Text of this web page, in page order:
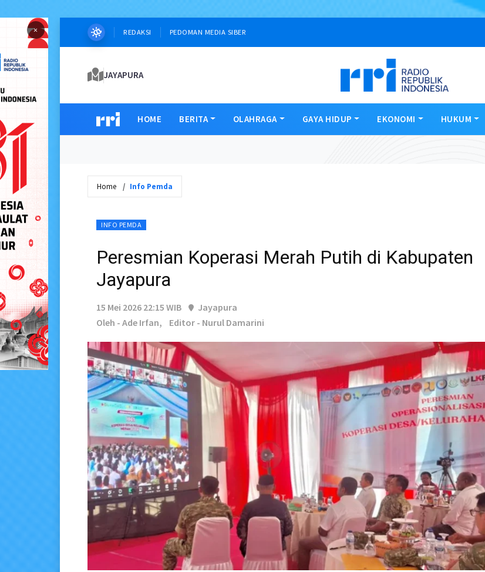
× REDAKSI PEDOMAN MEDIA SIBER
JAYAPURA
HOME BERITA OLAHRAGA GAYA HIDUP EKONOMI HUKUM
Home Info Pemda
INFO PEMDA
Peresmian Koperasi Merah Putih di Kabupaten
Jayapura
15 Mei 2026 22:15 WIB
Jayapura
Oleh - Ade Irfan,
Editor - Nurul Damarini